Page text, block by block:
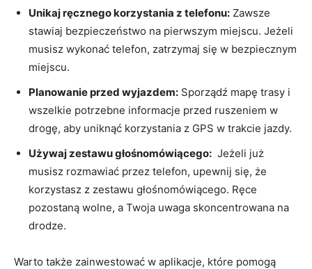
Unikaj ręcznego korzystania ​z telefonu: ​Zawsze
⁣stawiaj bezpieczeństwo na pierwszym‍ miejscu. Jeżeli
musisz wykonać⁣ telefon, ⁢zatrzymaj się w bezpiecznym
miejscu.
Planowanie przed wyjazdem: Sporządź mapę​ trasy i
wszelkie potrzebne⁣ informacje przed ruszeniem w
drogę, aby⁢ uniknąć korzystania z GPS w‌ trakcie‍ jazdy.
Używaj zestawu głośnomówiącego: ⁢ Jeżeli już
⁣musisz rozmawiać przez telefon, upewnij się, że
korzystasz z zestawu głośnomówiącego. Ręce
pozostaną wolne,‍ a⁣ Twoja uwaga skoncentrowana na
drodze.
Warto także zainwestować w aplikacje, które pomogą